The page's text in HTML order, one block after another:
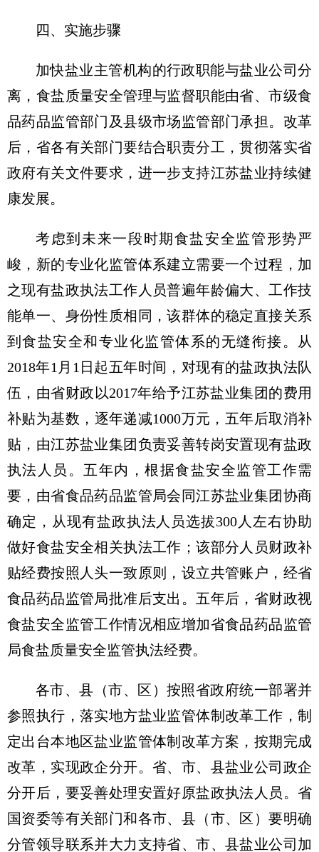
四、实施步骤
加快盐业主管机构的行政职能与盐业公司分
离，食盐质量安全管理与监督职能由省、市级食
品药品监管部门及县级市场监管部门承担。改革
后，省各有关部门要结合职责分工，贯彻落实省
政府有关文件要求，进一步支持江苏盐业持续健
康发展。
考虑到未来一段时期食盐安全监管形势严
峻，新的专业化监管体系建立需要一个过程，加
之现有盐政执法工作人员普遍年龄偏大、工作技
能单一、身份性质相同，该群体的稳定直接关系
到食盐安全和专业化监管体系的无缝衔接。从
2018年1月1日起五年时间，对现有的盐政执法队
伍，由省财政以2017年给予江苏盐业集团的费用
补贴为基数，逐年递减1000万元，五年后取消补
贴，由江苏盐业集团负责妥善转岗安置现有盐政
执法人员。五年内，根据食盐安全监管工作需
要，由省食品药品监管局会同江苏盐业集团协商
确定，从现有盐政执法人员选拔300人左右协助
做好食盐安全相关执法工作；该部分人员财政补
贴经费按照人头一致原则，设立共管账户，经省
食品药品监管局批准后支出。五年后，省财政视
食盐安全监管工作情况相应增加省食品药品监管
局食盐质量安全监管执法经费。
各市、县（市、区）按照省政府统一部署并
参照执行，落实地方盐业监管体制改革工作，制
定出台本地区盐业监管体制改革方案，按期完成
改革，实现政企分开。省、市、县盐业公司政企
分开后，要妥善处理安置好原盐政执法人员。省
国资委等有关部门和各市、县（市、区）要明确
分管领导联系并大力支持省、市、县盐业公司加